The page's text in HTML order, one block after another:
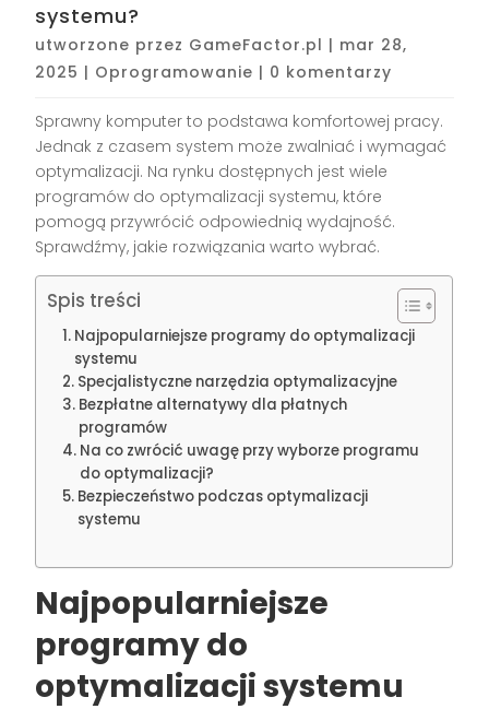
systemu?
utworzone przez GameFactor.pl | mar 28,
2025 | Oprogramowanie | 0 komentarzy
Sprawny komputer to podstawa komfortowej pracy.
Jednak z czasem system może zwalniać i wymagać
optymalizacji. Na rynku dostępnych jest wiele
programów do optymalizacji systemu, które
pomogą przywrócić odpowiednią wydajność.
Sprawdźmy, jakie rozwiązania warto wybrać.
Spis treści
Najpopularniejsze programy do optymalizacji
systemu
Specjalistyczne narzędzia optymalizacyjne
Bezpłatne alternatywy dla płatnych
programów
Na co zwrócić uwagę przy wyborze programu
do optymalizacji?
Bezpieczeństwo podczas optymalizacji
systemu
Najpopularniejsze
programy do
optymalizacji systemu